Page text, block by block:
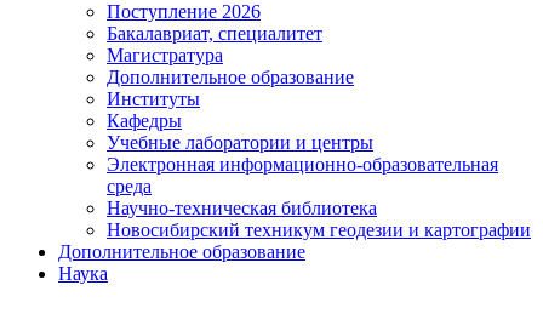
Поступление 2026
Бакалавриат, специалитет
Магистратура
Дополнительное образование
Институты
Кафедры
Учебные лаборатории и центры
Электронная информационно-образовательная
среда
Научно-техническая библиотека
Новосибирский техникум геодезии и картографии
Дополнительное образование
Наука